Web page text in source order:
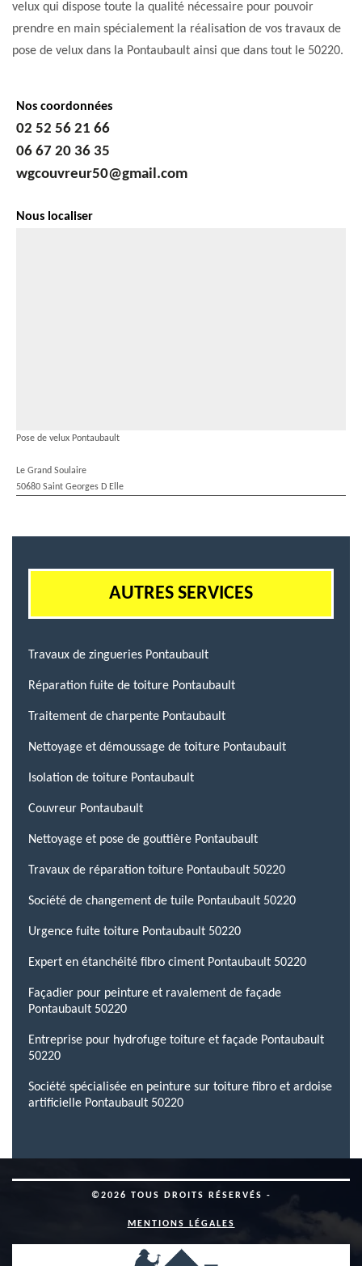
velux qui dispose toute la qualité nécessaire pour pouvoir
prendre en main spécialement la réalisation de vos travaux de
pose de velux dans la Pontaubault ainsi que dans tout le 50220.
Nos coordonnées
02 52 56 21 66
06 67 20 36 35
wgcouvreur50@gmail.com
Nous localiser
Pose de velux Pontaubault
Le Grand Soulaire
50680 Saint Georges D Elle
AUTRES SERVICES
Travaux de zingueries Pontaubault
Réparation fuite de toiture Pontaubault
Traitement de charpente Pontaubault
Nettoyage et démoussage de toiture Pontaubault
Isolation de toiture Pontaubault
Couvreur Pontaubault
Nettoyage et pose de gouttière Pontaubault
Travaux de réparation toiture Pontaubault 50220
Société de changement de tuile Pontaubault 50220
Urgence fuite toiture Pontaubault 50220
Expert en étanchéité fibro ciment Pontaubault 50220
Façadier pour peinture et ravalement de façade
Pontaubault 50220
Entreprise pour hydrofuge toiture et façade Pontaubault
50220
Société spécialisée en peinture sur toiture fibro et ardoise
artificielle Pontaubault 50220
©2026 TOUS DROITS RÉSERVÉS -
MENTIONS LÉGALES